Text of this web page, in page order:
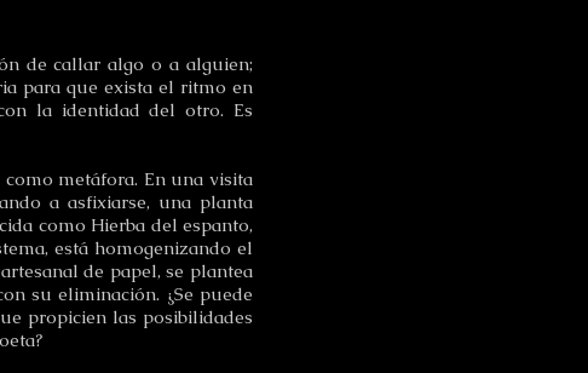
de callar algo o a alguien;
para que exista el ritmo en
la identidad del otro. Es
metáfora. En una visita
a asfixiarse, una planta
como Hierba del espanto,
está homogenizando el
de papel, se plantea
su eliminación. ¿Se puede
propicien las posibilidades